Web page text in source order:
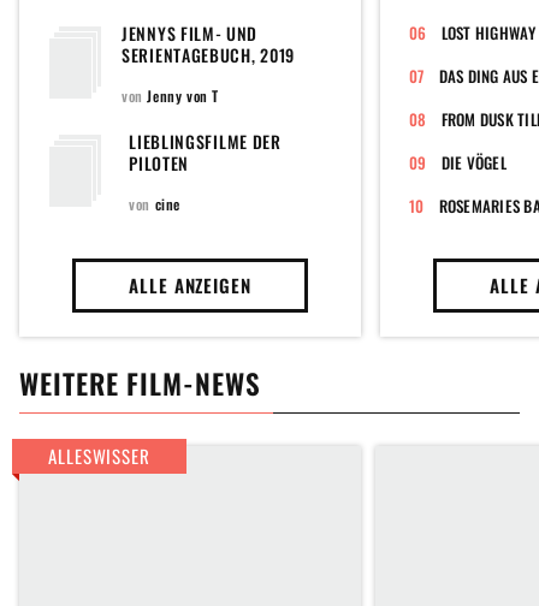
JENNYS FILM- UND
SERIENTAGEBUCH, 2019
von Jenny von T
LIEBLINGSFILME DER
PILOTEN
von cine
ALLE ANZEIGEN
LOST HIGHWAY
DAS DING AUS
FROM DUSK
DIE VÖGEL
ROSEMARIES
ALLE
WEITERE FILM-NEWS
ALLESWISSER